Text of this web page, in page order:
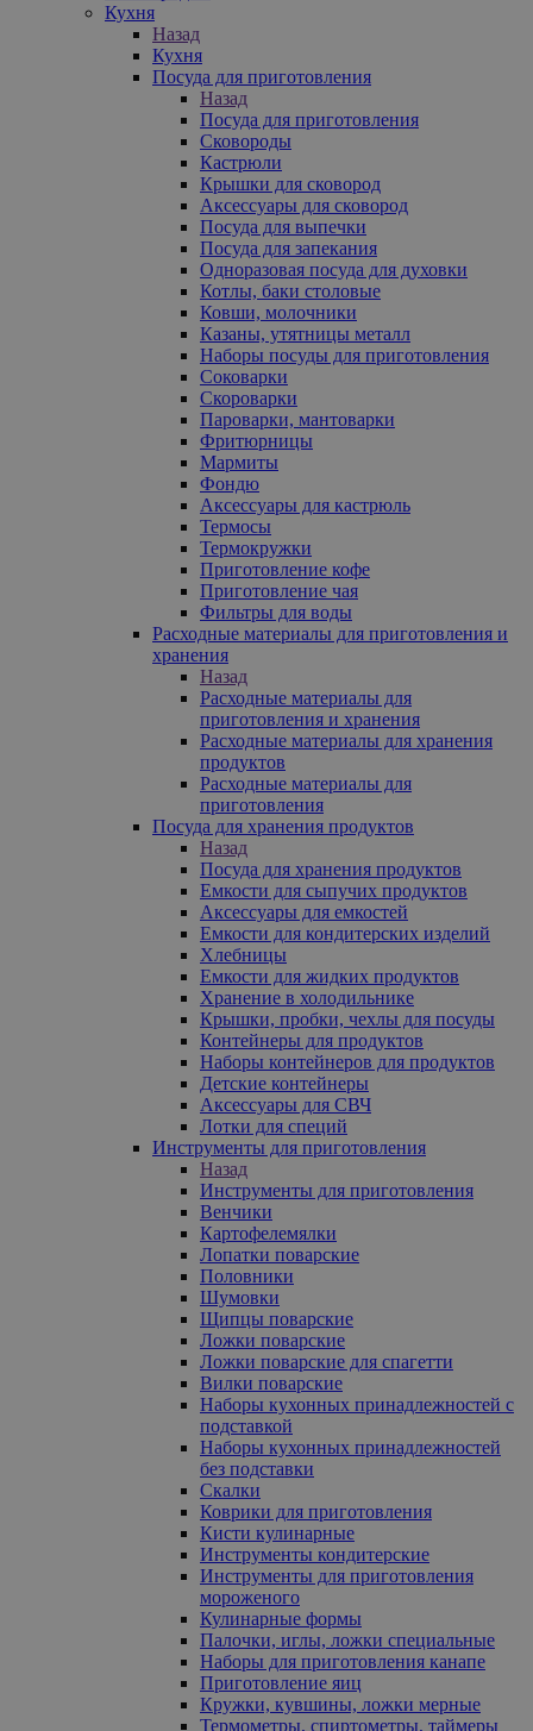
Кухня
Назад
Кухня
Посуда для приготовления
Назад
Посуда для приготовления
Сковороды
Кастрюли
Крышки для сковород
Аксессуары для сковород
Посуда для выпечки
Посуда для запекания
Одноразовая посуда для духовки
Котлы, баки столовые
Ковши, молочники
Казаны, утятницы металл
Наборы посуды для приготовления
Соковарки
Скороварки
Пароварки, мантоварки
Фритюрницы
Мармиты
Фондю
Аксессуары для кастрюль
Термосы
Термокружки
Приготовление кофе
Приготовление чая
Фильтры для воды
Расходные материалы для приготовления и
хранения
Назад
Расходные материалы для
приготовления и хранения
Расходные материалы для хранения
продуктов
Расходные материалы для
приготовления
Посуда для хранения продуктов
Назад
Посуда для хранения продуктов
Емкости для сыпучих продуктов
Аксессуары для емкостей
Емкости для кондитерских изделий
Хлебницы
Емкости для жидких продуктов
Хранение в холодильнике
Крышки, пробки, чехлы для посуды
Контейнеры для продуктов
Наборы контейнеров для продуктов
Детские контейнеры
Аксессуары для СВЧ
Лотки для специй
Инструменты для приготовления
Назад
Инструменты для приготовления
Венчики
Картофелемялки
Лопатки поварские
Половники
Шумовки
Щипцы поварские
Ложки поварские
Ложки поварские для спагетти
Вилки поварские
Наборы кухонных принадлежностей с
подставкой
Наборы кухонных принадлежностей
без подставки
Скалки
Коврики для приготовления
Кисти кулинарные
Инструменты кондитерские
Инструменты для приготовления
мороженого
Кулинарные формы
Палочки, иглы, ложки специальные
Наборы для приготовления канапе
Приготовление яиц
Кружки, кувшины, ложки мерные
Термометры, спиртометры, таймеры